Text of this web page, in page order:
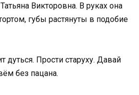
Викторовна. В руках она
губы растянуты в подобие
дуться. Прости старуху. Давай
без пацана.